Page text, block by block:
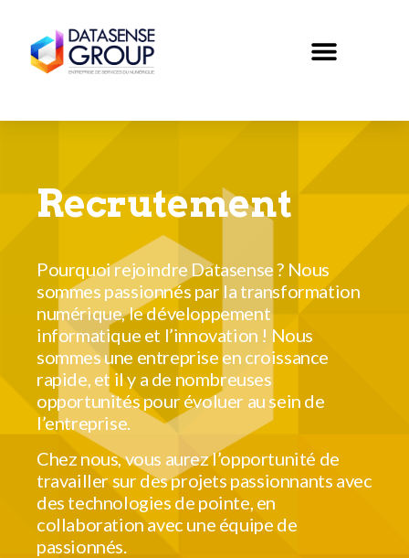
Recrutement
Pourquoi rejoindre Datasense ? Nous
sommes passionnés par la transformation
numérique, le développement
informatique et l’innovation ! Nous
sommes une entreprise en croissance
rapide, et il y a de nombreuses
opportunités pour évoluer au sein de
l’entreprise.
Chez nous, vous aurez l’opportunité de
travailler sur des projets passionnants avec
des technologies de pointe, en
collaboration avec une équipe de
passionnés.